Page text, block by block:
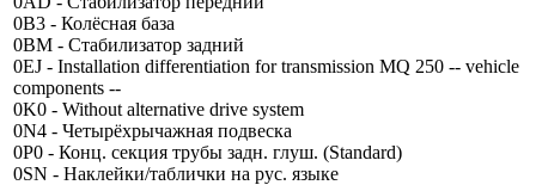
0B3 - Колёсная база
0BM - Стабилизатор задний
0EJ - Installation differentiation for transmission MQ 250 -- vehicle
components --
0K0 - Without alternative drive system
0N4 - Четырёхрычажная подвеска
0P0 - Конц. секция трубы задн. глуш. (Standard)
0SN - Наклейки/таблички на рус. языке